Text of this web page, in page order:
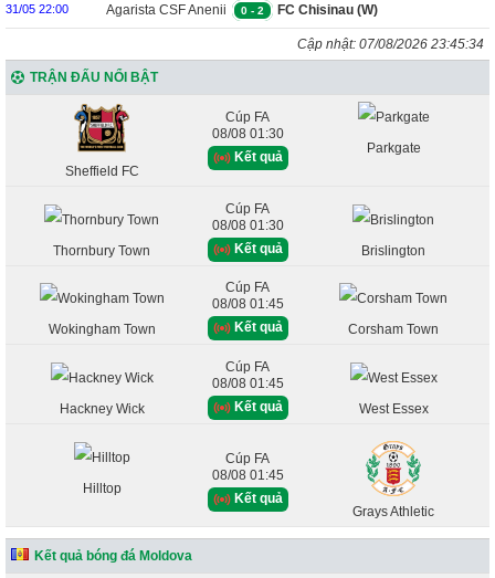
31/05 22:00 Agarista CSF Anenii 0 - 2 FC Chisinau (W)
Cập nhật: 07/08/2026 23:45:34
TRẬN ĐẤU NỔI BẬT
Sheffield FC
Cúp FA
08/08 01:30
Kết quả
Parkgate
Thornbury Town
Cúp FA
08/08 01:30
Kết quả
Brislington
Wokingham Town
Cúp FA
08/08 01:45
Kết quả
Corsham Town
Hackney Wick
Cúp FA
08/08 01:45
Kết quả
West Essex
Hilltop
Cúp FA
08/08 01:45
Kết quả
Grays Athletic
Kết quả bóng đá Moldova